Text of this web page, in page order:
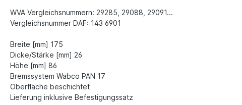
WVA Vergleichsnummern: 29285, 29088, 29091...
Vergleichsnummer DAF: 143 6901
Breite [mm] 175
Dicke/Stärke [mm] 26
Höhe [mm] 86
Bremssystem Wabco PAN 17
Oberfläche beschichtet
Lieferung inklusive Befestigungssatz